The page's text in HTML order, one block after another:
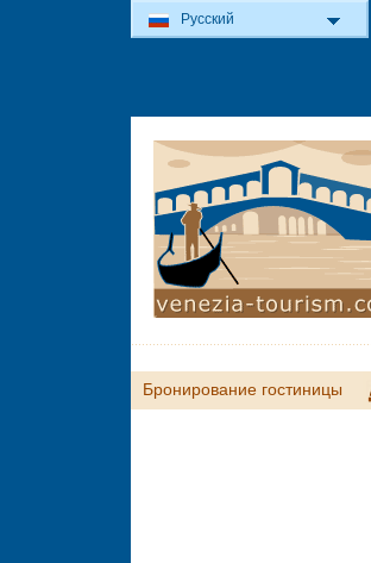
Бронирование гостиницы
Русский